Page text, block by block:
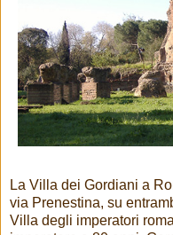
La Villa dei Gordiani a
via Prenestina, su
Villa degli imperatori